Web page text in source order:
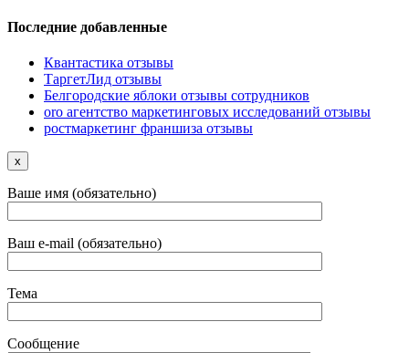
Последние добавленные
Квантастика отзывы
ТаргетЛид отзывы
Белгородские яблоки отзывы сотрудников
oro агентство маркетинговых исследований отзывы
ростмаркетинг франшиза отзывы
x
Ваше имя (обязательно)
Ваш e-mail (обязательно)
Тема
Сообщение